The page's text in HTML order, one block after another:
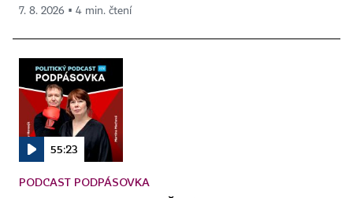
7. 8. 2026 ▪ 4 min. čtení
55:23
PODCAST PODPÁSOVKA